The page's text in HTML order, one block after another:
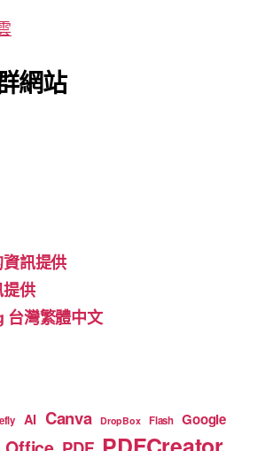
網站
訊提供
供
灣繁體中文
AI Canva DropBox Flash Google